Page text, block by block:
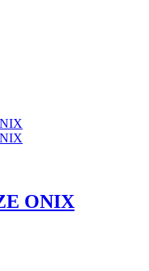
ONIX